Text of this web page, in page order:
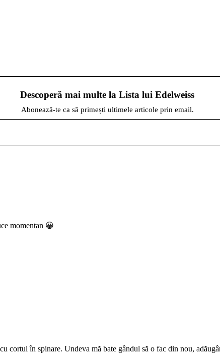
Descoperă mai multe la Lista lui Edelweiss
Abonează-te ca să primești ultimele articole prin email.
momentan 😀
cortul în spinare. Undeva mă bate gândul să o fac din nou,